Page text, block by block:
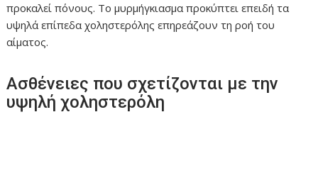
προκαλεί πόνους. Το μυρμήγκιασμα προκύπτει επειδή τα
υψηλά επίπεδα χοληστερόλης επηρεάζουν τη ροή του
αίματος.
Ασθένειες που σχετίζονται με την
υψηλή χοληστερόλη